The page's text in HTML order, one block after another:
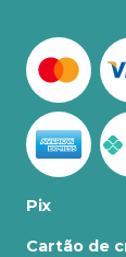
Pix
Cartão de